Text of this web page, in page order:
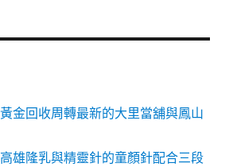
金回收周轉最新的大里當舖與鳳山
雄隆乳與精靈針的童顏針配合三段